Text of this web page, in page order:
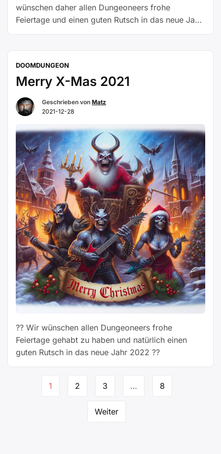
wünschen daher allen Dungeoneers frohe
Feiertage und einen guten Rutsch in das neue Jahr
DOOMDUNGEON
Merry X-Mas 2021
Geschrieben von Matz
2021-12-28
?? Wir wünschen allen Dungeoneers frohe
Feiertage gehabt zu haben und natürlich einen
guten Rutsch in das neue Jahr 2022 ??
Seitennavigation
1 2 3 … 8
Weiter